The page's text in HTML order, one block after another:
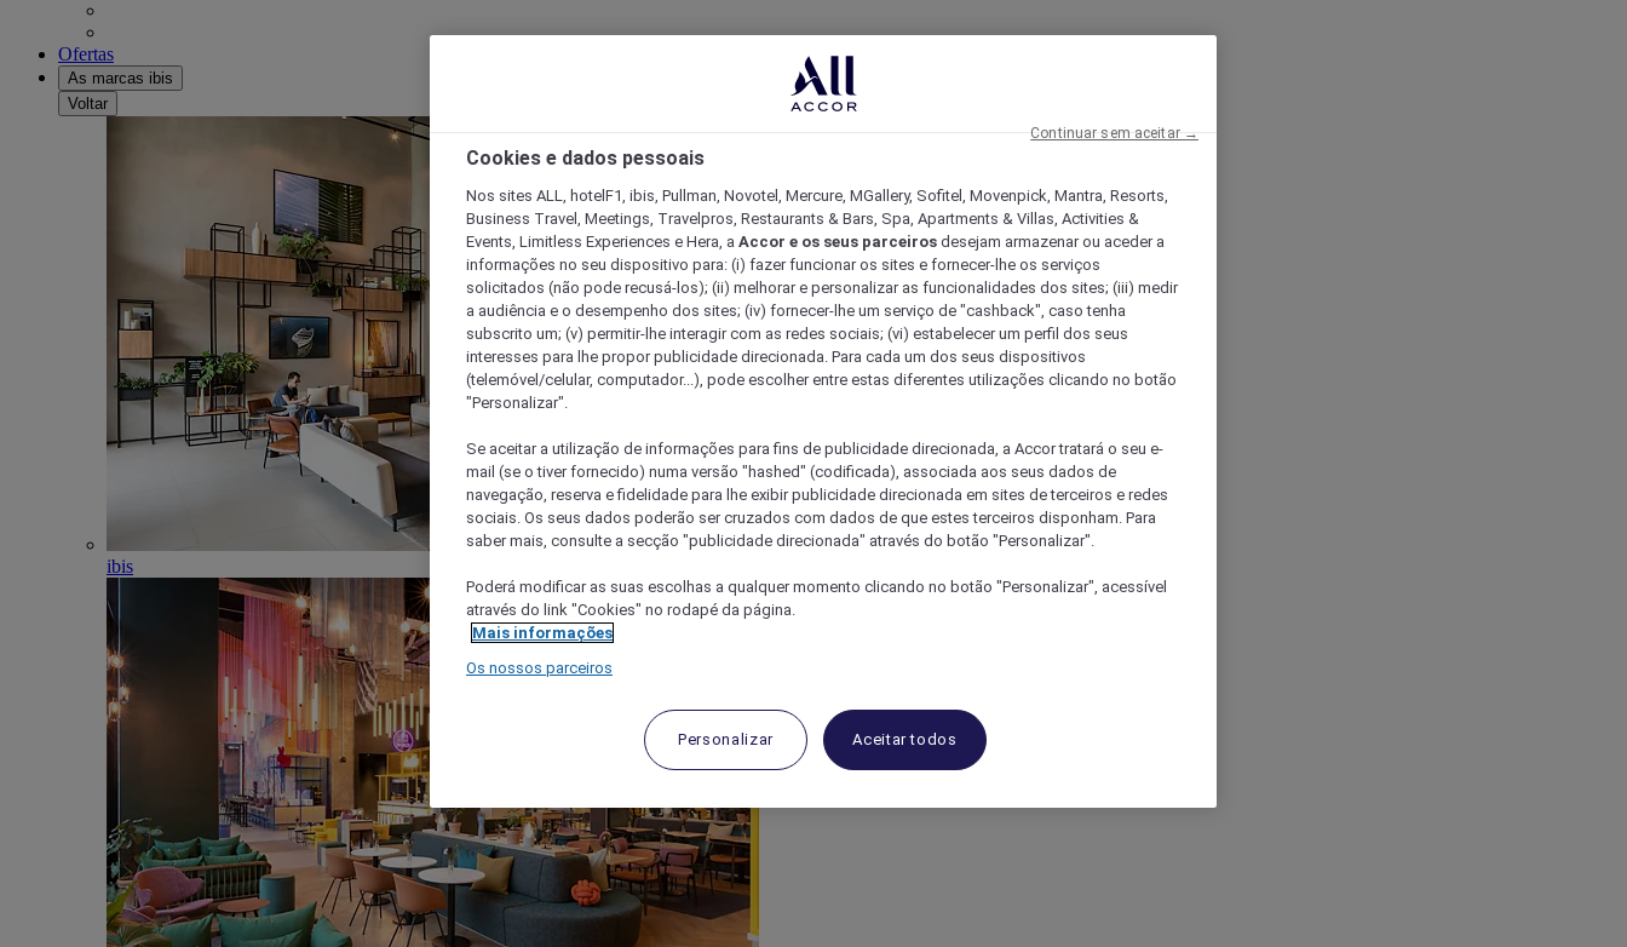
Ofertas
As marcas ibis
Voltar
ibis
Cookies e dados pessoais
Nos sites ALL, hotelF1, ibis, Pullman, Novotel, Mercure, MGallery, Sofitel, Movenpick, Mantra, Resorts,
Business Travel, Meetings, Travelpros, Restaurants & Bars, Spa, Apartments & Villas, Activities &
Events, Limitless Experiences e Hera, a Accor e os seus parceiros desejam armazenar ou aceder a
informações no seu dispositivo para: (i) fazer funcionar os sites e fornecer-lhe os serviços
solicitados (não pode recusá-los); (ii) melhorar e personalizar as funcionalidades dos sites; (iii) medir
a audiência e o desempenho dos sites; (iv) fornecer-lhe um serviço de "cashback", caso tenha
subscrito um; (v) permitir-lhe interagir com as redes sociais; (vi) estabelecer um perfil dos seus
interesses para lhe propor publicidade direcionada. Para cada um dos seus dispositivos
(telemóvel/celular, computador...), pode escolher entre estas diferentes utilizações clicando no botão
"Personalizar".
Se aceitar a utilização de informações para fins de publicidade direcionada, a Accor tratará o seu e-
mail (se o tiver fornecido) numa versão "hashed" (codificada), associada aos seus dados de
navegação, reserva e fidelidade para lhe exibir publicidade direcionada em sites de terceiros e redes
sociais. Os seus dados poderão ser cruzados com dados de que estes terceiros disponham. Para
saber mais, consulte a secção "publicidade direcionada" através do botão "Personalizar".
Poderá modificar as suas escolhas a qualquer momento clicando no botão "Personalizar", acessível
através do link "Cookies" no rodapé da página.
Mais informações
Os nossos parceiros
Personalizar Aceitar todos
Continuar sem aceitar →